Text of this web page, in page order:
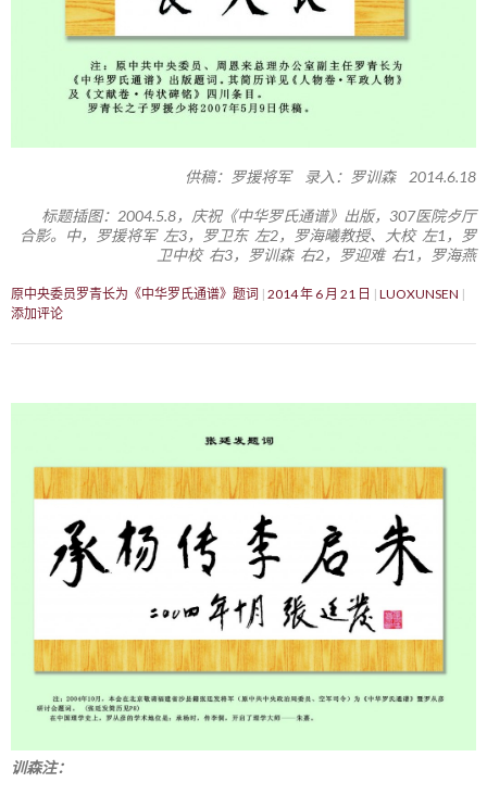
供稿：罗援将军 录入：罗训森 2014.6.18
标题插图：2004.5.8，庆祝《中华罗氏通谱》出版，307医院歺厅
合影。中，罗援将军 左3，罗卫东 左2，罗海曦教授、大校 左1，罗
卫中校 右3，罗训森 右2，罗迎难 右1，罗海燕
原中央委员罗青长为《中华罗氏通谱》题词 2014 年 6 月 21 日
LUOXUNSEN
添加评论
训森注：